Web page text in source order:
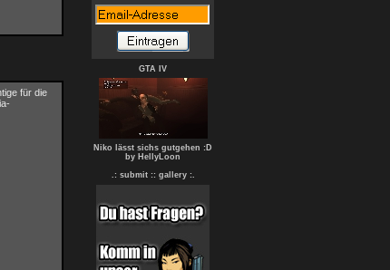
für die
GTA IV
Niko lässt sichs gutgehen :D
by HellyLoon
.: submit : : gallery :.